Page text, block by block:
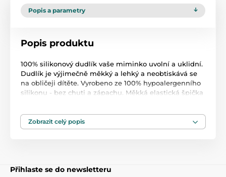
Popis a parametry
Popis produktu
100% silikonový dudlík vaše miminko uvolní a uklidní.
Dudlík je výjimečně měkký a lehký a neobtiskává se
na obličeji dítěte. Vyrobeno ze 100% hypoalergenního
silikonu - bez chuti a zápachu. Měkká elastická špička
za nejpřirozenější. Symetrická špička dudlíku je pro
většinu dětí nejsnáze přijatelná. Vyrobeno výhradně z
silikonovému povlaku. Speciálně navržený tvar štítku
Zobrazit celý popis
Přihlaste se do newsletteru